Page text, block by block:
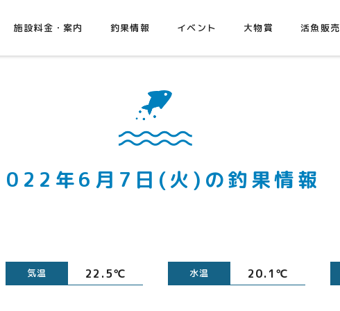
施設料金・案内 釣果情報 イベント 大物賞 活魚販売
年6月7日(火)の釣果情報
気温 22.5℃ 水温 20.1℃